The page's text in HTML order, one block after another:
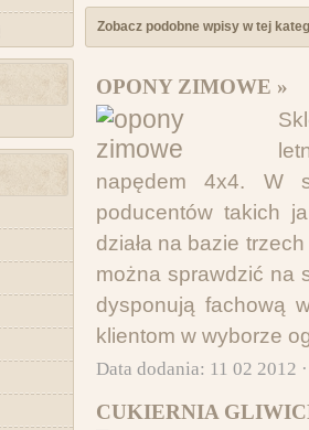
Zobacz podobne wpisy w tej
OPONY ZIMOWE »
napędem 4x4. W
poducentów takich
działa na bazie
można sprawdzić na
dysponują fachową
klientom w wyborze
Data dodania: 11 02 2012
CUKIERNIA